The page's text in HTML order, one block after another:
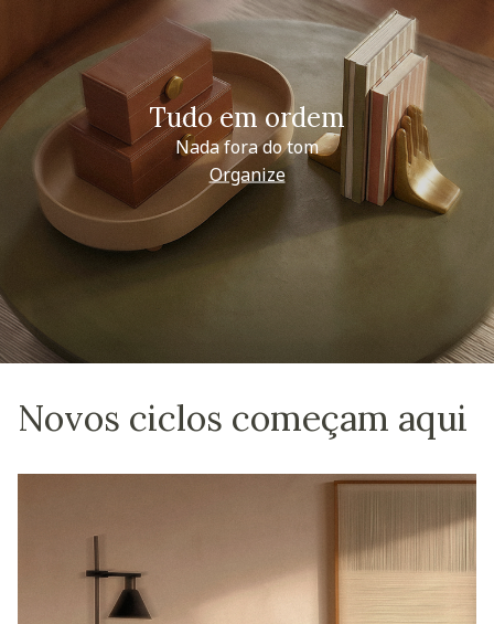
Tudo em ordem
Nada fora do tom
Organize
Novos ciclos começam aqui